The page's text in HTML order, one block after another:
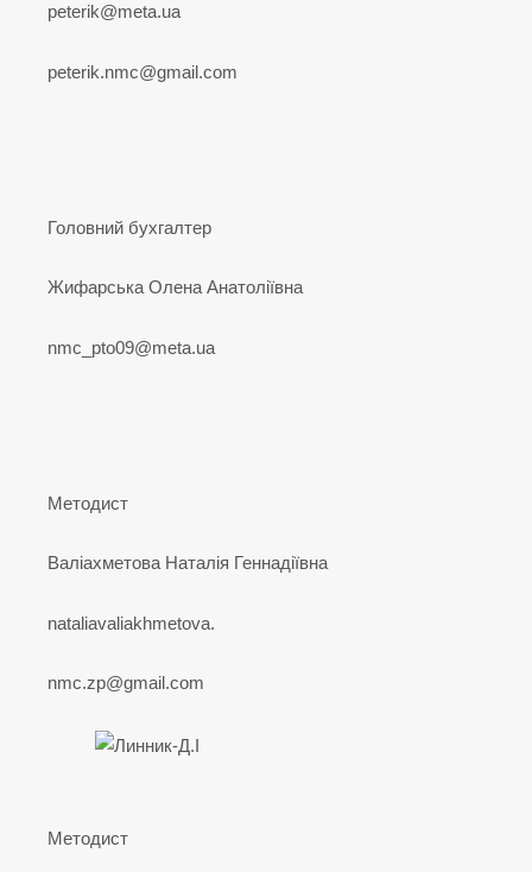
peterik@meta.ua
peterik.nmc@gmail.com
Головний бухгалтер
Жифарська Олена Анатоліївна
nmc_pto09@meta.ua
Методист
Валіахметова Наталія Геннадіївна
nataliavaliakhmetova.
nmc.zp@gmail.com
Методист